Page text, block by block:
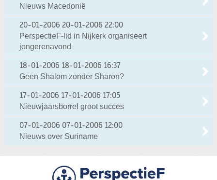
Nieuws Macedonië
20-01-2006 20-01-2006 22:00
PerspectieF-lid in Nijkerk organiseert
jongerenavond
18-01-2006 18-01-2006 16:37
Geen Shalom zonder Sharon?
17-01-2006 17-01-2006 17:05
Nieuwjaarsborrel groot succes
07-01-2006 07-01-2006 12:00
Nieuws over Suriname